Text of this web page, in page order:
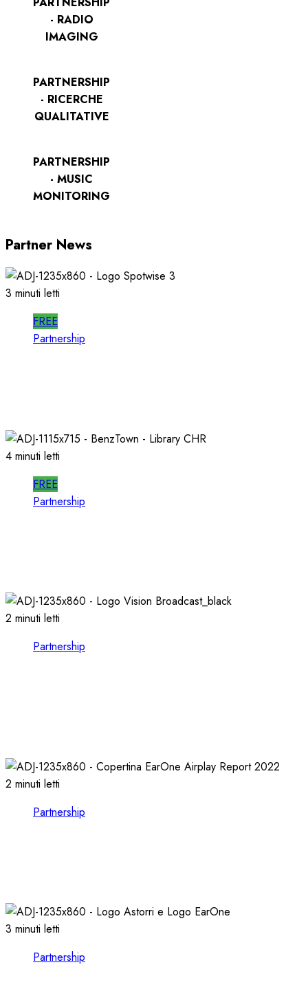
- RADIO
IMAGING
PARTNERSHIP
- RICERCHE
QUALITATIVE
PARTNERSHIP
- MUSIC
MONITORING
Partner News
3 minuti letti
FREE
Partnership
4 minuti letti
FREE
Partnership
2 minuti letti
Partnership
2 minuti letti
Partnership
3 minuti letti
Partnership